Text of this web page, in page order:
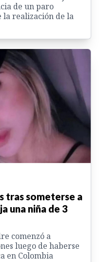
de un paro
realización de la
tras someterse a
una niña de 3
comenzó a
luego de haberse
en Colombia